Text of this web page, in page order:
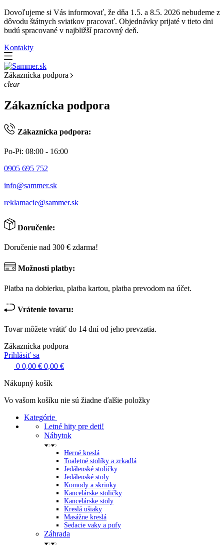
Dovoľujeme si Vás informovať, že dňa 1.5. a 8.5. 2026 nebudeme z
dôvodu štátnych sviatkov pracovať. Objednávky prijaté v tieto dni
budú spracované v najbližší pracovný deň.
Kontakty
Zákaznícka podpora
clear
Zákaznícka podpora
Zákaznícka podpora:
Po-Pi: 08:00 - 16:00
0905 695 752
info@sammer.sk
reklamacie@sammer.sk
Doručenie:
Doručenie nad 300 € zdarma!
Možnosti platby:
Platba na dobierku, platba kartou, platba prevodom na účet.
Vrátenie tovaru:
Tovar môžete vrátiť do 14 dní od jeho prevzatia.
Zákaznícka podpora
Prihlásiť sa
0 0,00 € 0,00 €
Nákupný košík
Vo vašom košíku nie sú žiadne ďalšie položky
Kategórie
Letné hity pre deti!
Nábytok
Herné kreslá
Toaletné stolíky a zrkadlá
Jedálenské stoličky
Jedálenské stoly
Komody a skrinky
Kancelárske stoličky
Kancelárske stoly
Kreslá ušiaky
Masážne kreslá
Sedacie vaky a pufy
Záhrada